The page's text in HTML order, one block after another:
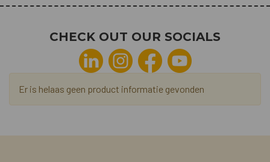
CHECK OUT OUR SOCIALS
Er is helaas geen product informatie gevonden